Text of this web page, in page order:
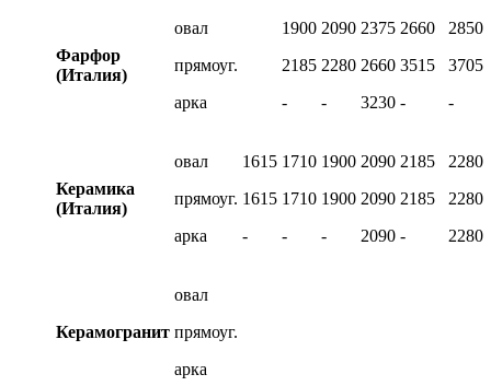
Фарфор
(Италия)
овал
прямоуг.
арка
1900
2185
-
2090
2280
-
2375
2660
3230
2660
3515
-
2850
3705
-
Керамика
(Италия)
овал
прямоуг.
арка
1615
1615
-
1710
1710
-
1900
1900
-
2090
2090
2090
2185
2185
-
2280
2280
2280
Керамогранит
овал
прямоуг.
арка